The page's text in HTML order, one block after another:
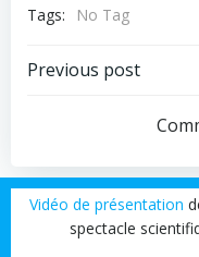
Tags:
No Tag
Post
Previous post
Vidéo de présentation
spectacle